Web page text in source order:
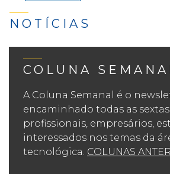
NOTÍCIAS
COLUNA
A Coluna Semanal é o
encaminhado todas as
profissionais, empresários,
interessados nos temas da
tecnológica. COLUNAS